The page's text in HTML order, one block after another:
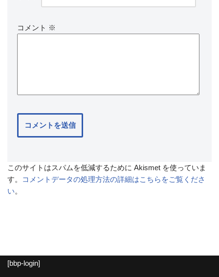
コメント ※
このサイトはスパムを低減するために Akismet を使っていま
す。
コメントデータの処理方法の詳細はこちらをご覧くださ
い。
[bbp-login]